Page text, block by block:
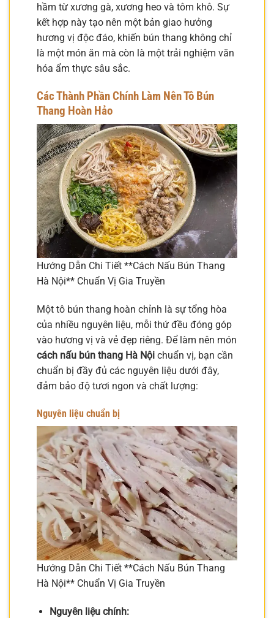
hầm từ xương gà, xương heo và tôm khô. Sự
kết hợp này tạo nên một bản giao hưởng
hương vị độc đáo, khiến bún thang không chỉ
là một món ăn mà còn là một trải nghiệm văn
hóa ẩm thực sâu sắc.
Các Thành Phần Chính Làm Nên Tô Bún
Thang Hoàn Hảo
Hướng Dẫn Chi Tiết **Cách Nấu Bún Thang
Hà Nội** Chuẩn Vị Gia Truyền
Một tô bún thang hoàn chỉnh là sự tổng hòa
của nhiều nguyên liệu, mỗi thứ đều đóng góp
vào hương vị và vẻ đẹp riêng. Để làm nên món
cách nấu bún thang Hà Nội chuẩn vị, bạn cần
chuẩn bị đầy đủ các nguyên liệu dưới đây,
đảm bảo độ tươi ngon và chất lượng:
Nguyên liệu chuẩn bị
Hướng Dẫn Chi Tiết **Cách Nấu Bún Thang
Hà Nội** Chuẩn Vị Gia Truyền
Nguyên liệu chính: